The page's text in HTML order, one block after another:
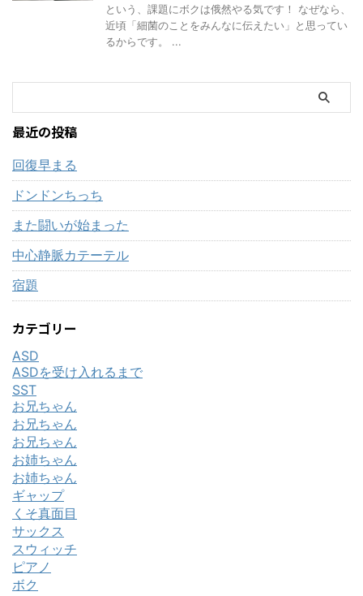
という、課題にボクは俄然やる気です！ なぜなら、
近頃「細菌のことをみんなに伝えたい」と思ってい
るからです。 ...
最近の投稿
回復早まる
ドンドンちっち
また闘いが始まった
中心静脈カテーテル
宿題
カテゴリー
ASD
ASDを受け入れるまで
SST
お兄ちゃん
お兄ちゃん
お兄ちゃん
お姉ちゃん
お姉ちゃん
ギャップ
くそ真面目
サックス
スウィッチ
ピアノ
ボク